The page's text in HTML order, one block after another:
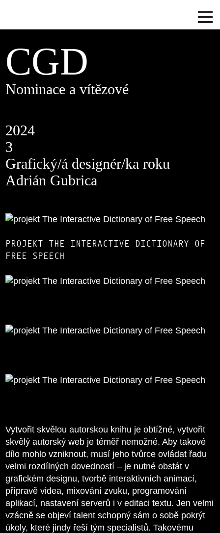
CGD
Nominace a vítězové
2024
3
Grafický/á designér/ka roku
Adrián Gubrica
PROJEKT THE INTERACTIVE DICTIONARY OF
FREE SPEECH
Vytvořit skvělou autorskou knihu je obtížné, vytvořit
skvělý autorský web je téměř nemožné. Aby takové
dílo mohlo vzniknout, musí jeho tvůrce ovládat řadu
velmi rozdílných dovedností – je nutné obstát v
grafickém designu, tvorbě interaktivních animací,
přípravě videa, mixování zvuku, programování
aplikací, nastavení serverů i v editaci textu. Jen velmi
vzácně se objeví talent schopný sám o sobě pokrýt
úkoly, které jindy řeší tým specialistů. Takovému